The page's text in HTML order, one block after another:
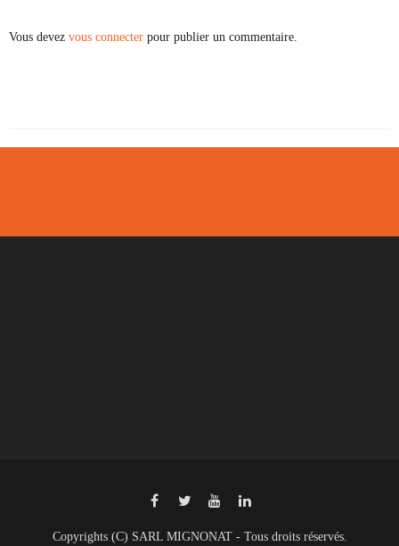
Vous devez vous connecter pour publier un commentaire.
Copyrights (C) SARL MIGNONAT - Tous droits réservés.